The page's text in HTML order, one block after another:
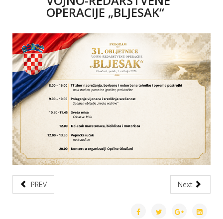
OPERACIJE „BLJESAK“
PREV Next